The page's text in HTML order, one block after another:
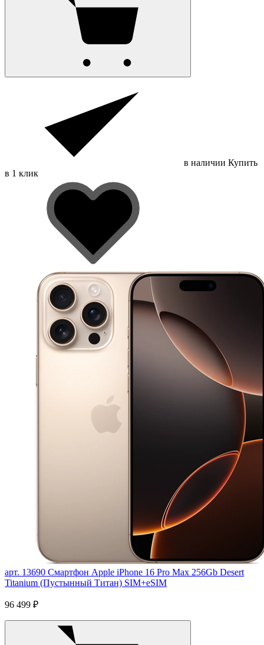
в наличии Купить
в 1 клик
арт. 13690 Смартфон Apple iPhone 16 Pro Max 256Gb Desert
Titanium (Пустынный Титан) SIM+eSIM
96 499 ₽